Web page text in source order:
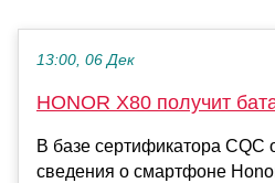
13:00, 06 Дек
HONOR X80 получит
В базе сертификатора
сведения о смартфоне